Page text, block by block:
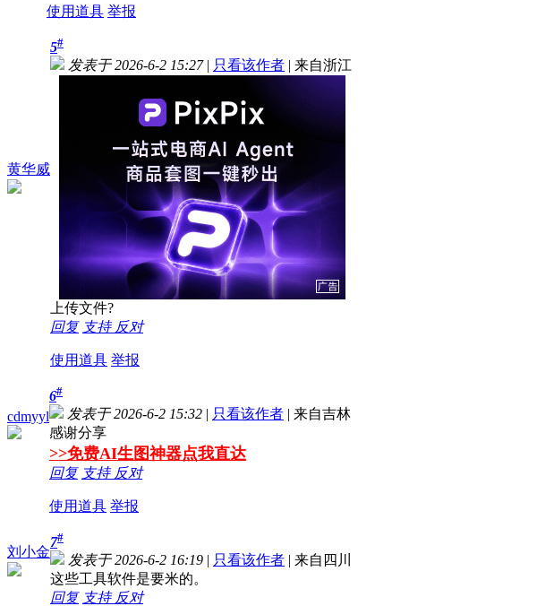
使用道具 举报
黄华威
5#
发表于 2026-6-2 15:27 | 只看该作者 | 来自浙江
上传文件?
回复 支持 反对
使用道具 举报
cdmyyl
6#
发表于 2026-6-2 15:32 | 只看该作者 | 来自吉林
感谢分享
>>免费AI生图神器点我直达
回复 支持 反对
使用道具 举报
刘小金
7#
发表于 2026-6-2 16:19 | 只看该作者 | 来自四川
这些工具软件是要米的。
回复 支持 反对